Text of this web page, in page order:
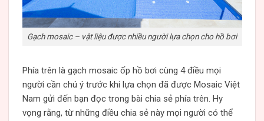
Gạch mosaic – vật liệu được nhiều người lựa chọn cho hồ bơi
Phía trên là gạch mosaic ốp hồ bơi cùng 4 điều mọi
người cần chú ý trước khi lựa chọn đã được Mosaic Việt
Nam gửi đến bạn đọc trong bài chia sẻ phía trên. Hy
vọng rằng, từ những điều chia sẻ này mọi người có thể